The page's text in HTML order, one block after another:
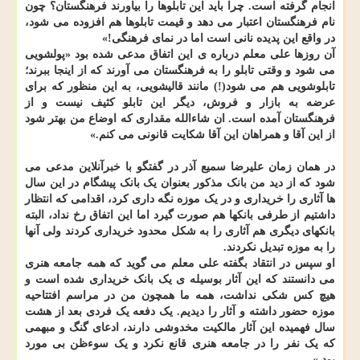
انجام گرفته است. چرا باید این تابلوها را بیاورند فرهنگستان؟ چون
نام فرهنگستان اعتبار می دهد و قیمت تابلوها هم افزوده می شود،
در واقع این پدیده نانی است اما در نمای فرهنگی!»
آن روزها علی معلم درباره ی این اتفاق مدعی شده بود «پولشویی
می شود و وقتی تابلو را به فرهنگستان می آورند که از اینجا ببرند؛
تابلوشویی هم می شود(!) مانند قالیشویی، به این منظور که برای
عرضه به بازار و فروش، دیگر این تابلو کثیف نیست و از
فرهنگستان آمده است. ان شاءالله مقداری که اوضاع من بهتر شود
از این آقا و همراهان این آقا شکایت قانونی می کنم.»
در همان زمان علیرضا سمیع آذر در گفتگو با خبرآنلاین مدعی می
شود که از دید من بانک مذکور بعنوان یک بانک پیشگام در این سال
ها آثاری را خریداری و در یک موزه نگه داری کرد، اقدامی که انتظار
داشتیم از طرفی بانکها هم صورت گیرد اما این اتفاق رخ نداد، البته
بانکهای دیگری هم آثاری را به شکل محدود خریداری کردند ولی آنها
را به موزه تبدیل نکردند.
او سپس در انتقاد بگفته علی معلم می گوید که همه جامعه هنری
می دانستند که این آثار بوسیله ی یک بانک خریداری شده است و
هیچ کس شکی نداشت، همه ما همچون من در مراسم افتتاحیه
موزه حضور داشته و آثار را دیدیم. یک دفعه یک فردی بعد از هشت
سال فهمیده این آثار مالکیت مخدوشی دارند، ادعای گنگ و مبهمی
که یک نفر را در جامعه هنری قانع نکرد و یک سوءظن بی مورد